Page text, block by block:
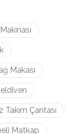
Makası
Takım Çantası
Matkap